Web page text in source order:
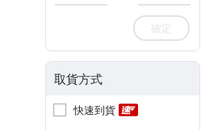
確定
取貨方式
快速到貨